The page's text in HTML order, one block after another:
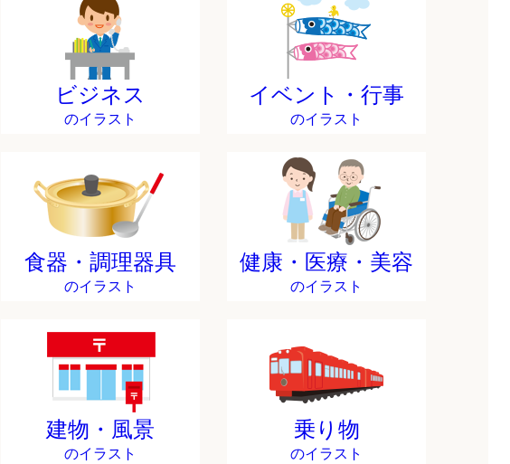
ビジネス
のイラスト
イベント・行事
のイラスト
食器・調理器具
のイラスト
健康・医療・美容
のイラスト
建物・風景
のイラスト
乗り物
のイラスト